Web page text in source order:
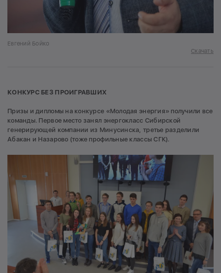
Евгений Бойко
Скачать
КОНКУРС БЕЗ ПРОИГРАВШИХ
Призы и дипломы на конкурсе «Молодая энергия» получили все
команды. Первое место занял энергокласс Сибирской
генерирующей компании из Минусинска, третье разделили
Абакан и Назарово (тоже профильные классы СГК).